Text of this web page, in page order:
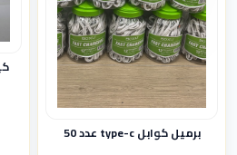
برميل كوابل type-c عدد 50